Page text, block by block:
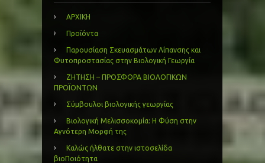
ΑΡΧΙΚΗ
Προϊόντα
Παρουσίαση Σκευασμάτων Λίπανσης και
Φυτοπροστασίας στην Βιολογική Γεωργία
ΖΗΤΗΣΗ – ΠΡΟΣΦΟΡΑ ΒΙΟΛΟΓΙΚΩΝ
ΠΡΟΪΟΝΤΩΝ
Σύμβουλοι βιολογικής γεωργίας
Βιολογική Μελισσοκομία: Η Φύση στην
Αγνότερη Μορφή της
Καλώς ήλθατε στην ιστοσελίδα
βιοΠοιότητα